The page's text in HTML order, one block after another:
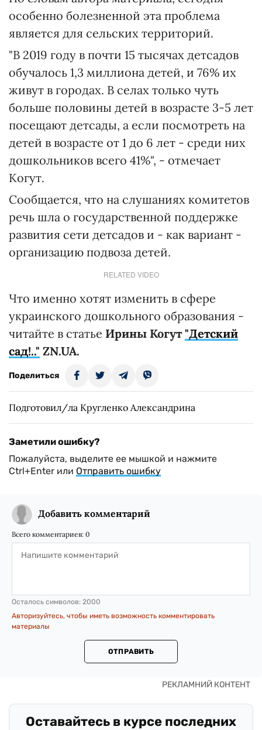
особенно болезненной эта проблема
является для сельских территорий.
"В 2019 году в почти 15 тысячах детсадов
обучалось 1,3 миллиона детей, и 76% их
живут в городах. В селах только чуть
больше половины детей в возрасте 3-5 лет
посещают детсады, а если посмотреть на
детей в возрасте от 1 до 6 лет - среди них
дошкольников всего 41%", - отмечает
Когут.
Сообщается, что на слушаниях комитетов
речь шла о государственной поддержке
развития сети детсадов и - как вариант -
организацию подвоза детей.
RELATED VIDEO
Что именно хотят изменить в сфере
украинского дошкольного образования -
читайте в статье Ирины Когут"Детский
сад!.." ZN.UA.
Поделиться
Подготовил/ла Кругленко Александрина
Заметили ошибку?
Пожалуйста, выделите ее мышкой и нажмите
Ctrl+Enter или Отправить ошибку
Добавить комментарий
Всего комментариев: 0
Осталось символов: 2000
Авторизуйтесь, чтобы иметь возможность комментировать
материалы
ОТПРАВИТЬ
Оставайтесь в курсе последних